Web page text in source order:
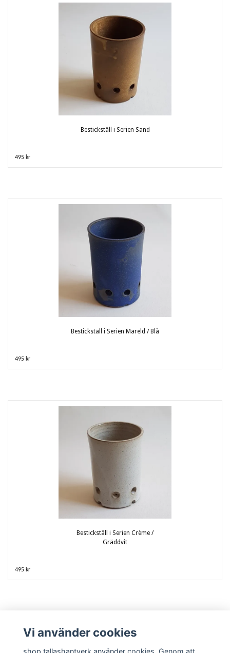
Bestickställ i Serien Sand
495 kr
Bestickställ i Serien Mareld / Blå
495 kr
Bestickställ i Serien Crème /
Gräddvit
495 kr
Vi använder cookies
shop.tallashantverk använder cookies. Genom att